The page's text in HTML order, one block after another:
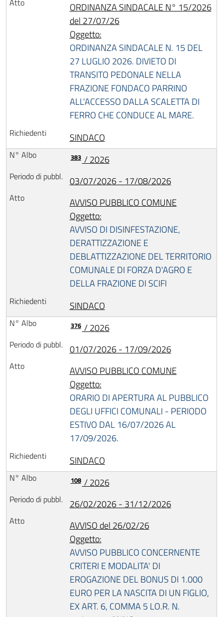
ORDINANZA SINDACALE N° 15/2026
del 27/07/26
Oggetto:
ORDINANZA SINDACALE N. 15 DEL
27 LUGLIO 2026. DIVIETO DI
TRANSITO PEDONALE NELLA
FRAZIONE FONDACO PARRINO
ALL'ACCESSO DALLA SCALETTA DI
FERRO CHE CONDUCE AL MARE.
SINDACO
383 / 2026
03/07/2026 - 17/08/2026
AVVISO PUBBLICO COMUNE
Oggetto:
AVVISO DI DISINFESTAZIONE,
DERATTIZZAZIONE E
DEBLATTIZZAZIONE DEL TERRITORIO
COMUNALE DI FORZA D'AGRO E
DELLA FRAZIONE DI SCIFI
SINDACO
376 / 2026
01/07/2026 - 17/09/2026
AVVISO PUBBLICO COMUNE
Oggetto:
ORARIO DI APERTURA AL PUBBLICO
DEGLI UFFICI COMUNALI - PERIODO
ESTIVO DAL 16/07/2026 AL
17/09/2026.
SINDACO
108 / 2026
26/02/2026 - 31/12/2026
AVVISO del 26/02/26
Oggetto:
AVVISO PUBBLICO CONCERNENTE
CRITERI E MODALITA' DI
EROGAZIONE DEL BONUS DI 1.000
EURO PER LA NASCITA DI UN FIGLIO,
EX ART. 6, COMMA 5 LO.R. N.